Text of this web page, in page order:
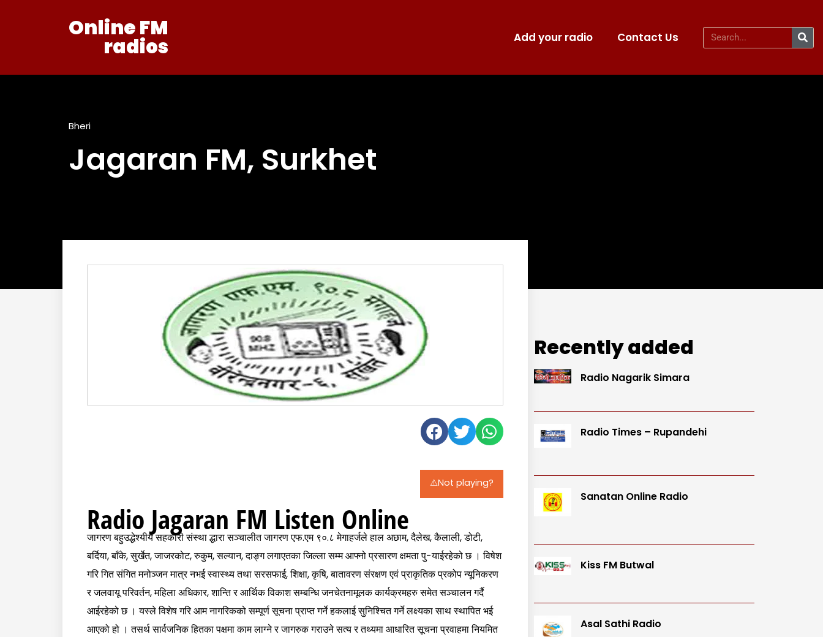
Online FM
radios Add your radio Contact Us
Bheri
Jagaran FM, Surkhet
⚠️Not playing?
Radio Jagaran FM Listen Online
जागरण बहुउद्धेश्यीय सहकारी संस्था द्धारा सञ्चालीत जागरण एफ.एम ९०.८ मेगाहर्जले हाल अछाम, दैलेख, कैलाली, डोटी,
बर्दिया, बाँके, सुर्खेत, जाजरकोट, रुकुम, सल्यान, दाङ्ग लगाएतका जिल्ला सम्म आफ्नो प्रसारण क्षमता पु-याईरहेको छ । विषेश
गरि गित संगित मनोञ्जन मात्र नभई स्वास्थ्य तथा सरसफाई, शिक्षा, कृषि, बातावरण संरक्षण एवं प्राकृतिक प्रकोप न्यूनिकरण
र जलवायू परिवर्तन, महिला अधिकार, शान्ति र आर्थिक विकाश सम्बन्धि जनचेतनामूलक कार्यक्रमहरु समेत सञ्चालन गर्दै
आईरहेको छ । यस्ले विशेष गरि आम नागरिकको सम्पूर्ण सूचना प्राप्त गर्ने हकलाई सुनिश्चित गर्ने लक्ष्यका साथ स्थापित भई
आएको हो । तसर्थ सार्वजनिक हितका पक्षमा काम लाग्ने र जागरुक गराउने सत्य र तथ्यमा आधारित सूचना प्रवाहमा नियमित
Recently added
Radio Nagarik Simara
Radio Times – Rupandehi
Sanatan Online Radio
Kiss FM Butwal
Asal Sathi Radio